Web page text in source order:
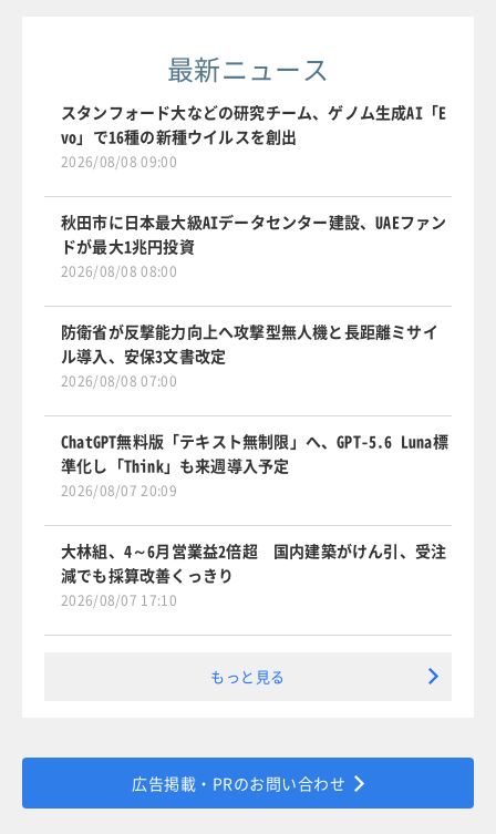
最新ニュース
スタンフォード大などの研究チーム、ゲノム生成AI「E
vo」で16種の新種ウイルスを創出
2026/08/08 09:00
秋田市に日本最大級AIデータセンター建設、UAEファン
ドが最大1兆円投資
2026/08/08 08:00
防衛省が反撃能力向上へ攻撃型無人機と長距離ミサイ
ル導入、安保3文書改定
2026/08/08 07:00
ChatGPT無料版「テキスト無制限」へ、GPT-5.6 Luna標
準化し「Think」も来週導入予定
2026/08/07 20:09
大林組、4～6月営業益2倍超 国内建築がけん引、受注
減でも採算改善くっきり
2026/08/07 17:10
もっと見る
広告掲載・PRのお問い合わせ